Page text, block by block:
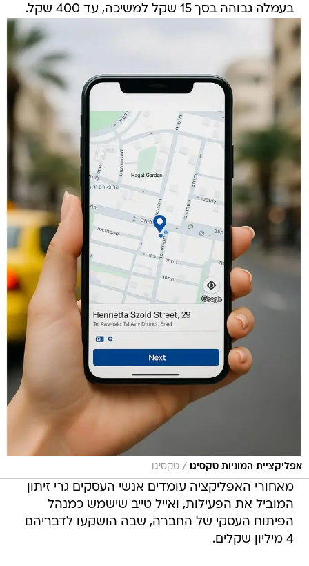
בעמלה גבוהה בסך 15 שקל למשיכה, עד 400 שקל.
אפליקציית המוניות טקסיגו / טקסיגו
מאחורי האפליקציה עומדים אנשי העסקים גרי זיתון
המוביל את הפעילות, ואייל טייב שישמש כמנהל
הפיתוח העסקי של החברה, שבה הושקעו לדבריהם
4 מיליון שקלים.